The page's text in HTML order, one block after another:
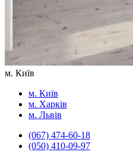
м. Київ
м. Київ
м. Харків
м. Львів
(067) 474-60-18
(050) 410-09-97